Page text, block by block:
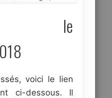
le
voici le lien
ci-dessous. Il